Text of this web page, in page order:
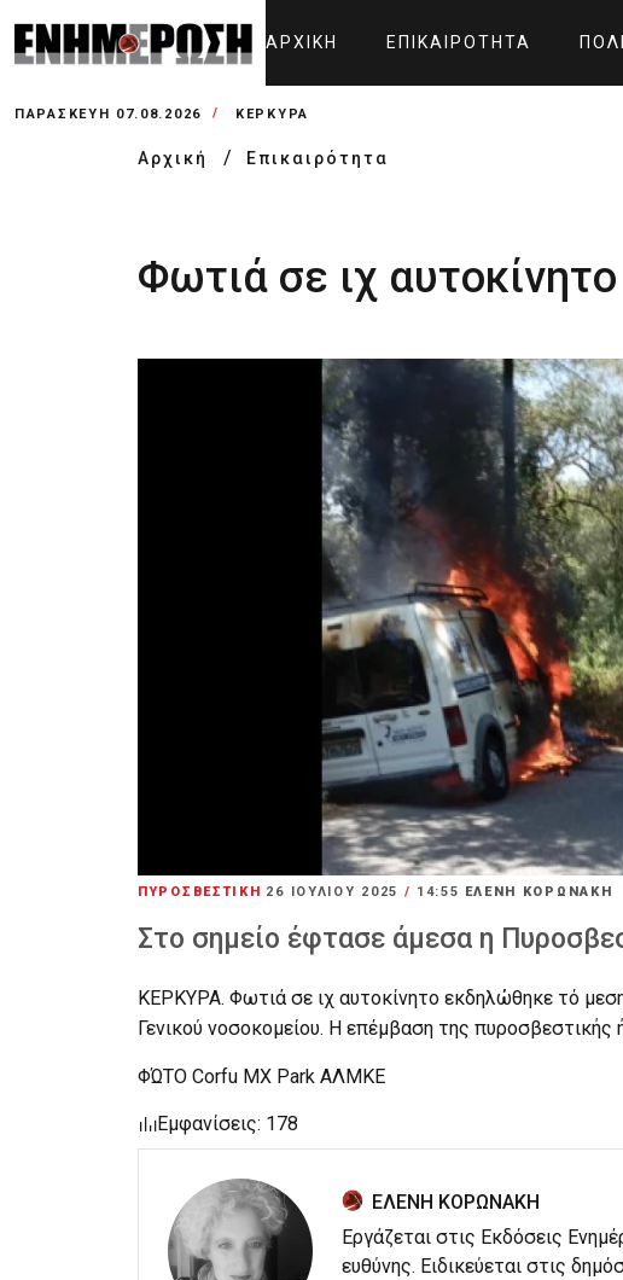
ΑΡΧΙΚΉ ΕΠΙΚΑΙΡΌΤΗΤΑ
ΠΑΡΑΣΚΕΥΉ 07.08.2026 ΚΕΡΚΥΡΑ
Αρχική Επικαιρότητα
Φωτιά σε ιχ
ΠΥΡΟΣΒΕΣΤΙΚΗ 26 ΙΟΥΛΊΟΥ 2025 / 14:55 ΕΛΕΝΗ ΚΟΡΩΝΑΚΗ
Στο σημείο έφτασε άμεσα η
ΚΕΡΚΥΡΑ. Φωτιά σε ιχ αυτοκίνητο εκδηλώθηκε τό
Γενικού νοσοκομείου. Η επέμβαση της πυροσβεστικής
ΦΏΤΟ Corfu MX Park ΑΛΜΚΕ
Εμφανίσεις: 178
ΕΛΕΝΗ ΚΟΡΩΝΑΚΗ
Εργάζεται στις Εκδόσεις
ευθύνης. Ειδικεύεται στις